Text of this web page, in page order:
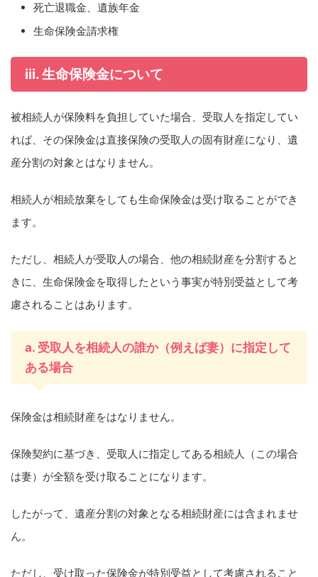
死亡退職金、遺族年金
生命保険金請求権
iii. 生命保険金について
被相続人が保険料を負担していた場合、受取人を指定してい
れば、その保険金は直接保険の受取人の固有財産になり、遺
産分割の対象とはなりません。
相続人が相続放棄をしても生命保険金は受け取ることができ
ます。
ただし、相続人が受取人の場合、他の相続財産を分割すると
きに、生命保険金を取得したという事実が特別受益として考
慮されることはあります。
a. 受取人を相続人の誰か（例えば妻）に指定して
ある場合
保険金は相続財産をはなりません。
保険契約に基づき、受取人に指定してある相続人（この場合
は妻）が全額を受け取ることになります。
したがって、遺産分割の対象となる相続財産には含まれませ
ん。
ただし、受け取った保険金が特別受益として考慮されること